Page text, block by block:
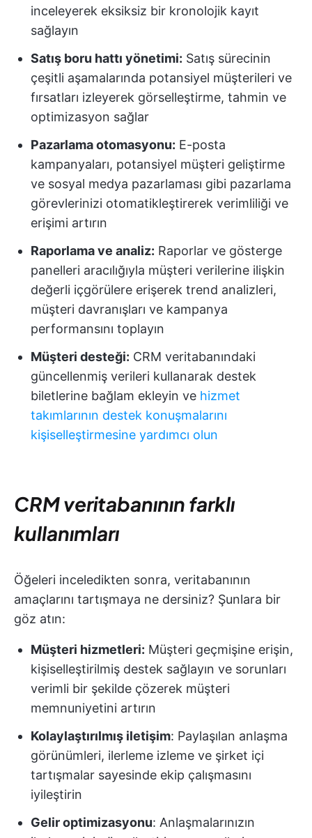
inceleyerek eksiksiz bir kronolojik kayıt
sağlayın
Satış boru hattı yönetimi: Satış sürecinin
çeşitli aşamalarında potansiyel müşterileri ve
fırsatları izleyerek görselleştirme, tahmin ve
optimizasyon sağlar
Pazarlama otomasyonu: E-posta
kampanyaları, potansiyel müşteri geliştirme
ve sosyal medya pazarlaması gibi pazarlama
görevlerinizi otomatikleştirerek verimliliği ve
erişimi artırın
Raporlama ve analiz: Raporlar ve gösterge
panelleri aracılığıyla müşteri verilerine ilişkin
değerli içgörülere erişerek trend analizleri,
müşteri davranışları ve kampanya
performansını toplayın
Müşteri desteği: CRM veritabanındaki
güncellenmiş verileri kullanarak destek
biletlerine bağlam ekleyin ve hizmet
takımlarının destek konuşmalarını
kişiselleştirmesine yardımcı olun
CRM veritabanının farklı
kullanımları
Öğeleri inceledikten sonra, veritabanının
amaçlarını tartışmaya ne dersiniz? Şunlara bir
göz atın:
Müşteri hizmetleri: Müşteri geçmişine erişin,
kişiselleştirilmiş destek sağlayın ve sorunları
verimli bir şekilde çözerek müşteri
memnuniyetini artırın
Kolaylaştırılmış iletişim: Paylaşılan anlaşma
görünümleri, ilerleme izleme ve şirket içi
tartışmalar sayesinde ekip çalışmasını
iyileştirin
Gelir optimizasyonu: Anlaşmalarınızın